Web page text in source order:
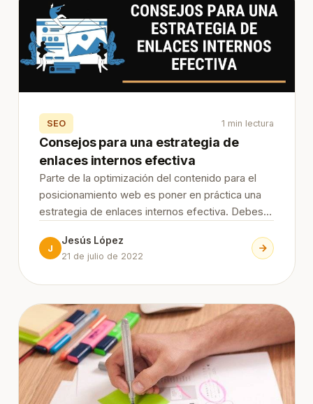
SEO 1 min lectura
Consejos para una estrategia de
enlaces internos efectiva
Parte de la optimización del contenido para el
posicionamiento web es poner en práctica una
estrategia de enlaces internos efectiva. Debes
debes colocarlos y por qué son importantes.
Aquí te hablaremos más
J
Jesús López
21 de julio de 2022